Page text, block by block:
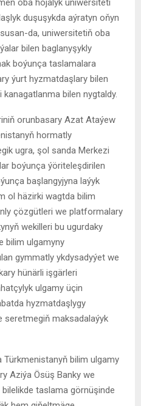
duşuşykda aýratyn oňyn
da, uniwersitetiň oba
bilen baglanyşykly
boýunça taslamalara
ýurt hyzmatdaşlary bilen
bilen nygtaldy.
orunbasary Azat Ataýew
hormatly
ugra, şol sanda Merkezi
boýunça ýöriteleşdirilen
başlangyjyna laýyk
ol häzirki wagtda bilim
çözgütleri we platformalary
wekilleri bu ugurdaky
bilim ulgamyny
gymmatly ykdysadyýet we
hünärli işgärleri
ulgamy üçin
hyzmatdaşlygy
seretmegiň maksadalaýyk
Türkmenistanyň bilim ulgamy
Aziýa Ösüş Banky we
taslama görnüşinde